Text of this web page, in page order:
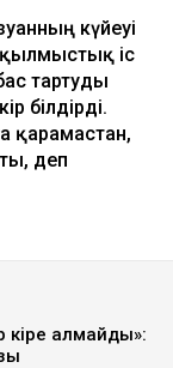
күйеуі
іс